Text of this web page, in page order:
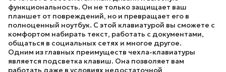
функциональность. Он не только защищает ваш
планшет от повреждений, но и превращает его в
полноценный ноутбук. С этой клавиатурой вы сможете с
комфортом набирать текст, работать с документами,
общаться в социальных сетях и многое другое.
Одним из главных преимуществ чехла-клавиатуры
является подсветка клавиш. Она позволяет вам
работать даже в условиях недостаточной